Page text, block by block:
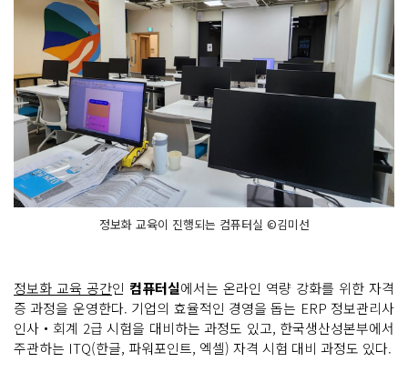
정보화 교육이 진행되는 컴퓨터실 ©김미선
정보화 교육 공간인 컴퓨터실에서는 온라인 역량 강화를 위한 자격
증 과정을 운영한다. 기업의 효율적인 경영을 돕는 ERP 정보관리사
인사‧회계 2급 시험을 대비하는 과정도 있고, 한국생산성본부에서
주관하는 ITQ(한글, 파워포인트, 엑셀) 자격 시험 대비 과정도 있다.